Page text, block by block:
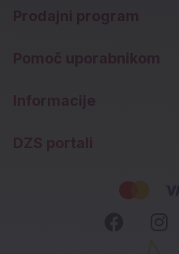
Prodajni program
Pomoč uporabnikom
Informacije
DZS portali